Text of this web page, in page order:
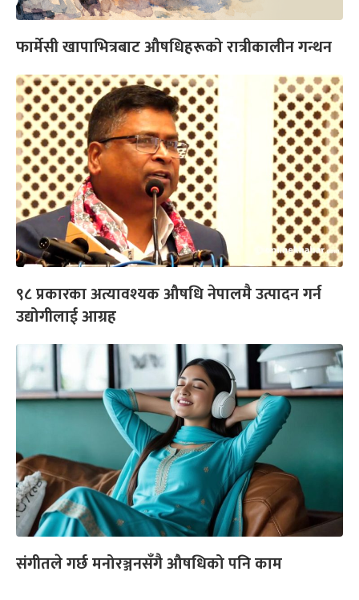
फार्मेसी खापाभित्रबाट औषधिहरूको रात्रीकालीन गन्थन
९८ प्रकारका अत्यावश्यक औषधि नेपालमै उत्पादन गर्न
उद्योगीलाई आग्रह
संगीतले गर्छ मनोरञ्जनसँगै औषधिको पनि काम